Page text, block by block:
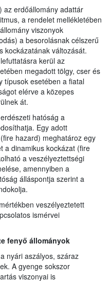
az erdőállomány adattár
a rendelet mellékletében
viszonyok
a besorolásnak célszerű
kockázatának változását.
kerül az
megadott tölgy, cser és
típusok esetében a fiatal
elérve a közepes
át.
hatóság a
Egy adott
hazard) meghatároz egy
a dinamikus kockázat (fire
a veszélyeztettségi
amennyiben a
álláspontja szerint a
veszélyeztetett
ismérvei
fenyő állományok
nyári aszályos, száraz
A gyenge sokszor
viszonyai is